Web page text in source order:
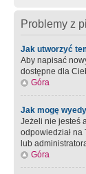
Problemy z
Jak utworzyć
Aby napisać
dostępne dla
Góra
Jak mogę
Jeżeli nie jesteś
odpowiedział
lub
Góra